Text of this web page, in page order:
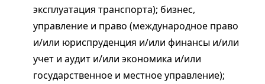
эксплуатация транспорта); бизнес,
управление и право (международное право
и/или юриспруденция и/или финансы и/или
учет и аудит и/или экономика и/или
государственное и местное управление);